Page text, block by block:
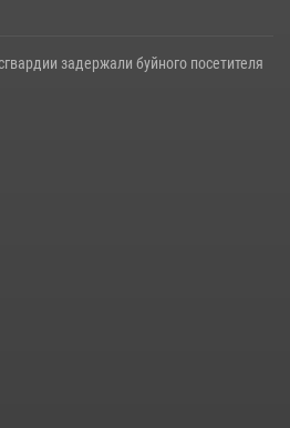
задержали буйного посетителя